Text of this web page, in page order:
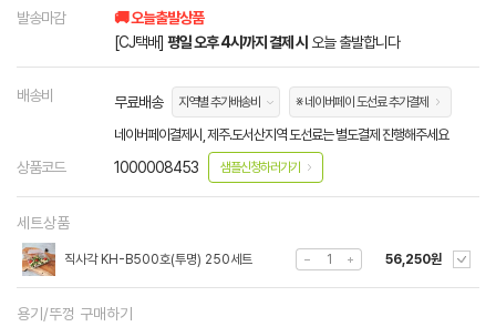
발송마감
🚚 오늘출발상품
[CJ택배] 평일 오후 4시까지 결제 시 오늘 출발합니다
배송비 무료배송 지역별 추가배송비 ※ 네이버페이 도선료 추가결제
네이버페이결제시, 제주.도서산지역 도선료는 별도결제 진행해주세요
상품코드 1000008453 샘플신청하러가기
세트상품
직사각 KH-B500호(투명) 250세트 56,250원
용기/뚜껑 구매하기